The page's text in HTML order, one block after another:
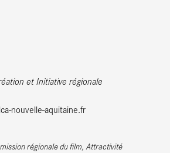
et Initiative régionale
nouvelle-aquitaine.fr
régionale du film, Attractivité